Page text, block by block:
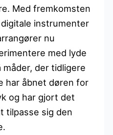
Med fremkomsten
instrumenter
nu
med lyde
der tidligere
har åbnet døren for
og har gjort det
tilpasse sig den